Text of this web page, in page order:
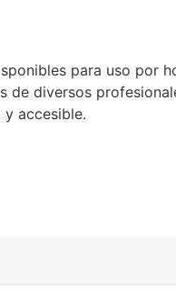
para uso por
diversos
accesible.